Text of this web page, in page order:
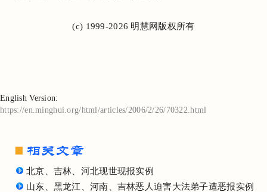
(c) 1999-2026 明慧网版权所有
English Version:
https://en.minghui.org/html/articles/2006/2/26/70322.html
北京、吉林、河北现世现报实例
山东、黑龙江、河南、吉林恶人迫害大法弟子遭恶报实例